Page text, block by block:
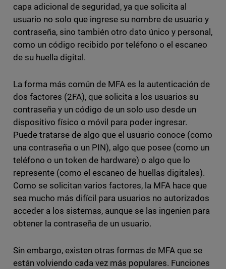
capa adicional de seguridad, ya que solicita al
usuario no solo que ingrese su nombre de usuario y
contraseña, sino también otro dato único y personal,
como un código recibido por teléfono o el escaneo
de su huella digital.
La forma más común de MFA es la autenticación de
dos factores (2FA), que solicita a los usuarios su
contraseña y un código de un solo uso desde un
dispositivo físico o móvil para poder ingresar.
Puede tratarse de algo que el usuario conoce (como
una contraseña o un PIN), algo que posee (como un
teléfono o un token de hardware) o algo que lo
represente (como el escaneo de huellas digitales).
Como se solicitan varios factores, la MFA hace que
sea mucho más difícil para usuarios no autorizados
acceder a los sistemas, aunque se las ingenien para
obtener la contraseña de un usuario.
Sin embargo, existen otras formas de MFA que se
están volviendo cada vez más populares. Funciones